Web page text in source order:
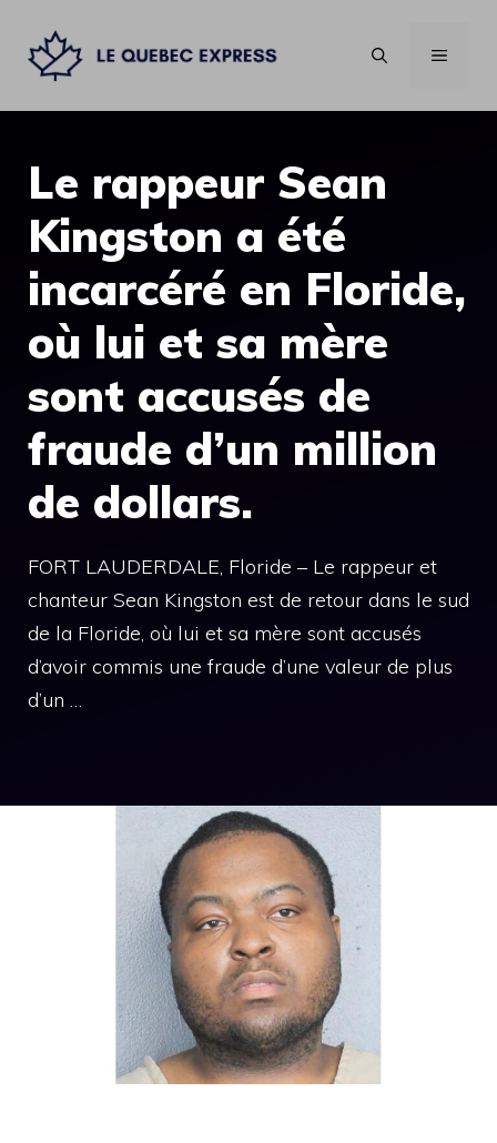
contenu
MENU
Le rappeur Sean
Kingston a été
incarcéré en Floride,
où lui et sa mère
sont accusés de
fraude d’un million
de dollars.
FORT LAUDERDALE, Floride – Le rappeur et
chanteur Sean Kingston est de retour dans le sud
de la Floride, où lui et sa mère sont accusés
d’avoir commis une fraude d’une valeur de plus
d’un …